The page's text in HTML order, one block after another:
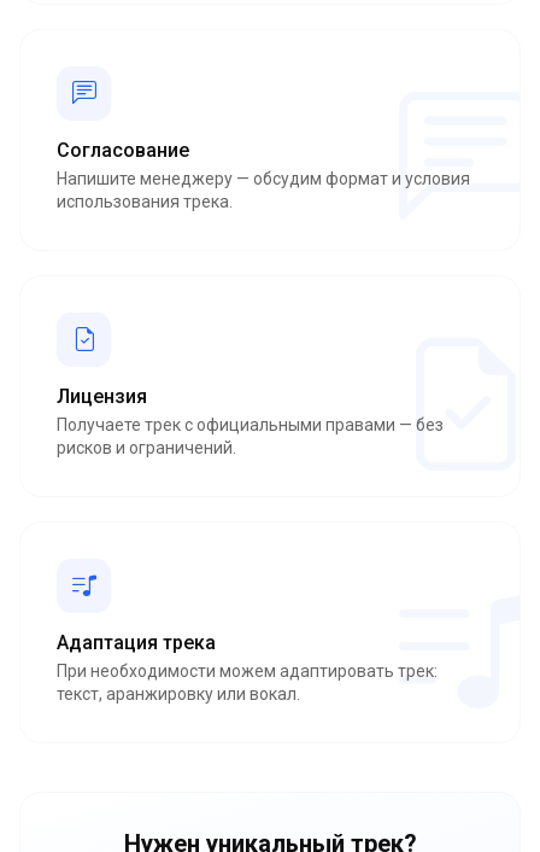
Согласование
Напишите менеджеру — обсудим формат и условия
использования трека.
Лицензия
Получаете трек с официальными правами — без
рисков и ограничений.
Адаптация трека
При необходимости можем адаптировать трек:
текст, аранжировку или вокал.
Нужен уникальный трек?